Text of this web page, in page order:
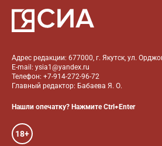
Адрес редакции: 677000, г. Якутск, ул.
E-mail: ysia1@yandex.ru
Телефон: +7-914-272-96-72
Главный редактор: Бабаева Я. О.
Нашли опечатку? Нажмите Ctrl+Enter
18+